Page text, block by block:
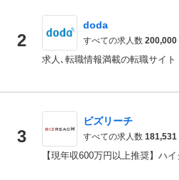
2
doda
すべての求人数 200,000
求人､転職情報満載の転職サイト
3
ビズリーチ
すべての求人数 181,531
【現年収600万円以上推奨】ハ